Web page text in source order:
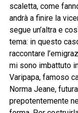
scaletta, come
andrà a finire la
segue un’altra e
tema: in questo
raccontare
mi sono imbattuto
Varipapa, famoso
Norma Jeane,
prepotentemente